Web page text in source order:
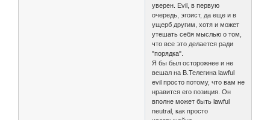
уверен. Evil, в первую
очередь, эгоист, да еще и в
ущерб другим, хотя и может
утешать себя мыслью о том,
что все это делается ради
"порядка".
Я бы был осторожнее и не
вешал на В.Телегина lawful
evil просто потому, что вам не
нравится его позиция. Он
вполне может быть lawful
neutral, как просто